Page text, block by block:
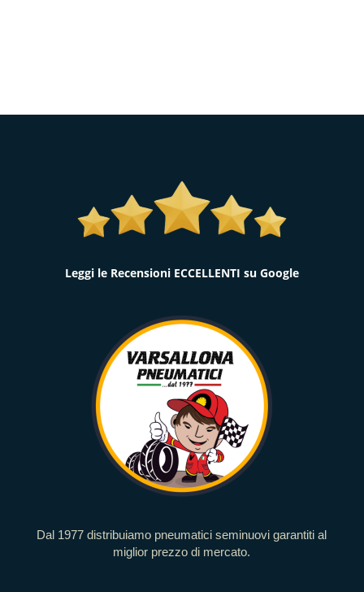
Leggi le Recensioni ECCELLENTI su Google
Dal 1977 distribuiamo pneumatici seminuovi garantiti al
miglior prezzo di mercato.